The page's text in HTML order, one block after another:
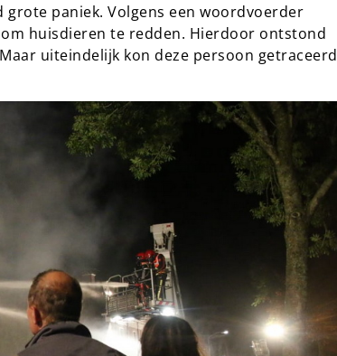
paniek. Volgens een woordvoerder
huisdieren te redden. Hierdoor ontstond
uiteindelijk kon deze persoon getraceerd